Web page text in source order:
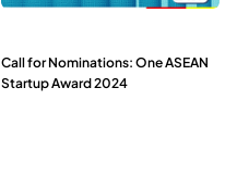
Call for Nominations: One ASEAN
Startup Award 2024